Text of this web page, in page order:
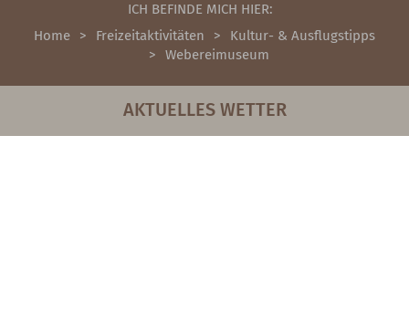
ICH BEFINDE MICH HIER:
Home
Freizeitaktivitäten
Kultur- & Ausflugstipps
Webereimuseum
AKTUELLES WETTER